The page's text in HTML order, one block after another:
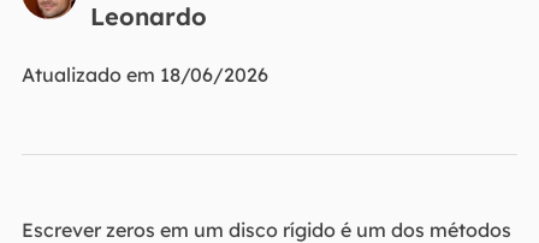
Leonardo
Atualizado em 18/06/2026
Escrever zeros em um disco rígido é um dos métodos